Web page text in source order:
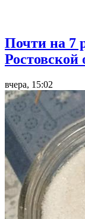
Почти на 7
Ростовской
вчера, 15:02